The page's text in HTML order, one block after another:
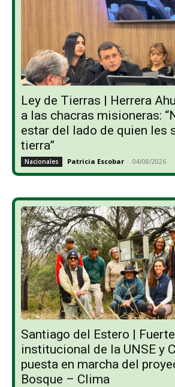
Ley de Tierras | Herrera
a las chacras misioneras:
estar del lado de quien les
tierra”
Nacionales Patricia Escobar - 04/08/2026
Santiago del Estero |
institucional de la UNSE y
puesta en marcha del
Bosque – Clima